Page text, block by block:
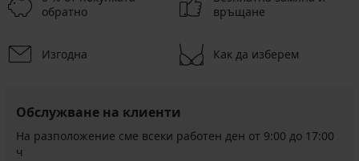
обратно
връщане
Изгодна Как да изберем
Обслужване на клиенти
На разположение сме всеки работен ден от 9:00 до 17:00
ч